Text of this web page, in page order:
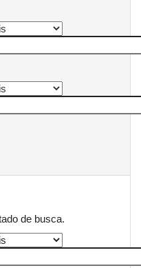
de busca.